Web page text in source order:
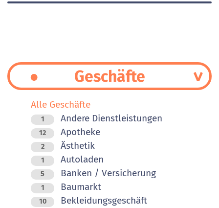
Geschäfte
Alle Geschäfte
1 Andere Dienstleistungen
12 Apotheke
2 Ästhetik
1 Autoladen
5 Banken / Versicherung
1 Baumarkt
10 Bekleidungsgeschäft